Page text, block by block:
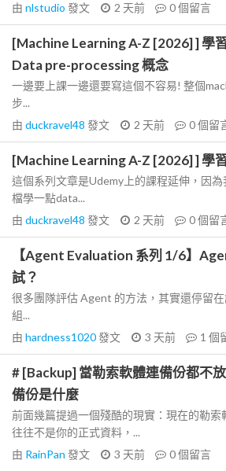
由 nlstudio 發文 2 天前 0個留言
[Machine Learning A-Z [2026] ] 學
Data pre-processing 概念
一邊要上課一邊還要寫這個不容易! 整個
步...
由 duckravel48 發文 2 天前 0個留
[Machine Learning A-Z [2026] ] 學
這個系列文章是Udemy上的課程延伸，因
檔學一點data...
由 duckravel48 發文 2 天前 0個留
【Agent Evaluation 系列 1/6】
試？
很多團隊評估 Agent 的方法，其實還停留
組...
由 hardness1020發文 3 天前 1 個
# [Backup] 當勒索軟體連備份都不
備份是什麼
前面幾篇提過一個殘酷的現實：現在的勒索
往往不是你的正式資料，...
由 RainPan 發文 3 天前 0個留言